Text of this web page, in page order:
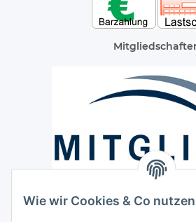
Wie wir Cookies & Co nutzen